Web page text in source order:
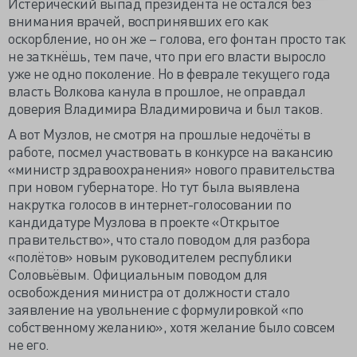
внимания врачей, воспринявших его как
оскорбление, но он же – голова, его фонтан просто так
не заткнёшь, тем паче, что при его власти выросло
уже не одно поколение. Но в феврале текущего года
власть Волкова канула в прошлое, не оправдал
доверия Владимира Владимировича и был таков.
А вот Музлов, не смотря на прошлые недочёты в
работе, посмел участвовать в конкурсе на вакансию
«министр здравоохранения» нового правительства
при новом губернаторе. Но тут была выявлена
накрутка голосов в интернет-голосовании по
кандидатуре Музлова в проекте «Открытое
правительство», что стало поводом для разбора
«полётов» новым руководителем республики
Соловьёвым. Официальным поводом для
освобождения министра от должности стало
заявление на увольнение с формулировкой «по
собственному желанию», хотя желание было совсем
не его.